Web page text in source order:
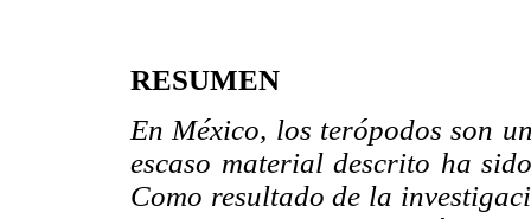
RESUMEN
En México, los terópodos son
escaso material descrito ha
Como resultado de la